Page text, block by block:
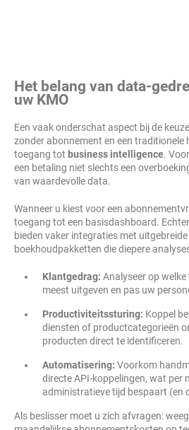
Het belang van data-
uw KMO
Een vaak onderschat aspect bij de
zonder abonnement en een traditionele
toegang tot business intelligence.
een betaling niet slechts een
van waardevolle data.
Wanneer u kiest voor een
toegang tot een basisdashboard.
bieden vaker integraties met uitgebreide
boekhoudpakketten die diepere
Klantgedrag: Analyseer op
meest uitgeven en pas uw
Productiviteitssturing: Koppel
diensten of productcategorieën
producten direct te identificeren.
Automatisering: Voorkom
directe API-koppelingen, wat per
administratieve tijd bespaart (en
Als beslisser moet u zich afvragen: